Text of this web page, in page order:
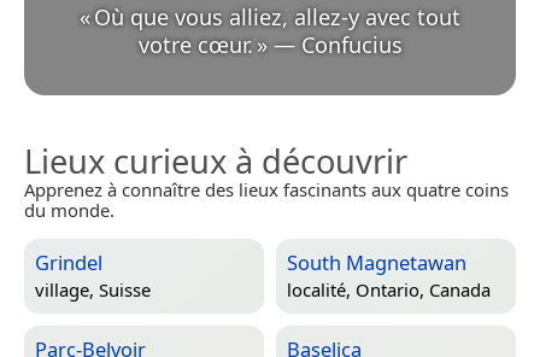
«Où que vous alliez, allez-y avec tout
votre cœur. » — Confucius
Lieux curieux à découvrir
Apprenez à connaître des lieux fascinants aux quatre coins
du monde.
Grindel
village, Suisse
South Magnetawan
localité, Ontario, Canada
Parc-Belvoir Baselica